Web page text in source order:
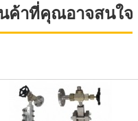
ค้าที่คุณอาจสนใจ